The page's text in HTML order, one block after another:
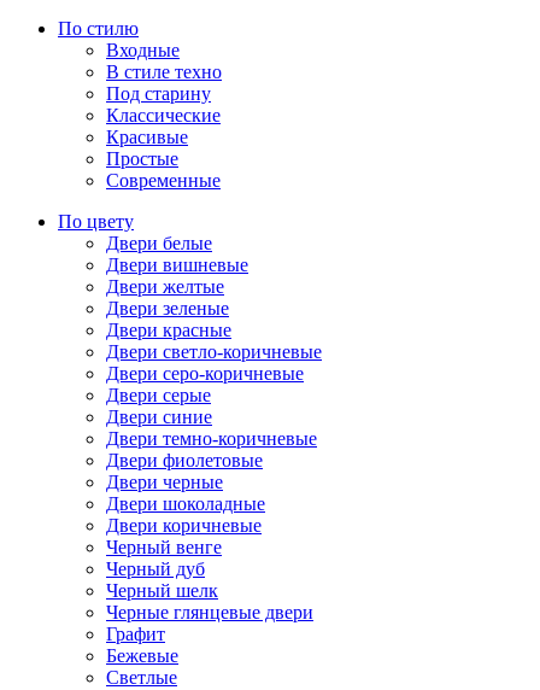
По стилю
Входные
В стиле техно
Под старину
Классические
Красивые
Простые
Современные
По цвету
Двери белые
Двери вишневые
Двери желтые
Двери зеленые
Двери красные
Двери светло-коричневые
Двери серо-коричневые
Двери серые
Двери синие
Двери темно-коричневые
Двери фиолетовые
Двери черные
Двери шоколадные
Двери коричневые
Черный венге
Черный дуб
Черный шелк
Черные глянцевые двери
Графит
Бежевые
Светлые